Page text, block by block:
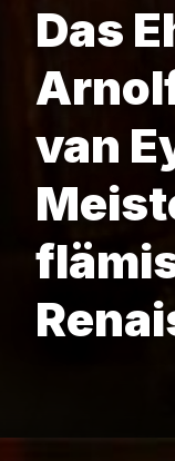
Das
van